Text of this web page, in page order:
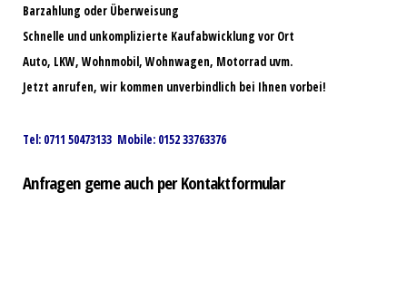
Barzahlung oder Überweisung
Schnelle und unkomplizierte Kaufabwicklung vor Ort
Auto, LKW, Wohnmobil, Wohnwagen, Motorrad uvm.
Jetzt anrufen, wir kommen unverbindlich bei Ihnen vorbei!
Tel: 0711 50473133 Mobile: 0152 33763376
Anfragen gerne auch per Kontaktformular